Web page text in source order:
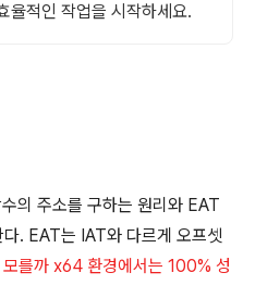
율적인 작업을 시작하세요.
의 주소를 구하는 원리와 EAT
. EAT는 IAT와 다르게 오프셋
를까 x64 환경에서는 100% 성